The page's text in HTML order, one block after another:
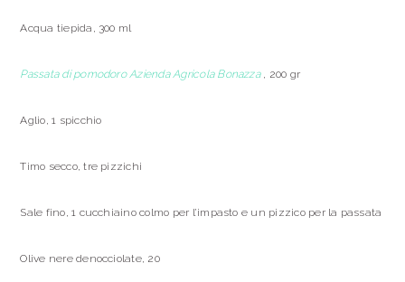
Acqua tiepida, 300 ml
Passata di pomodoro Azienda Agricola Bonazza , 200 gr
Aglio, 1 spicchio
Timo secco, tre pizzichi
Sale fino, 1 cucchiaino colmo per l’impasto e un pizzico per la passata
Olive nere denocciolate, 20